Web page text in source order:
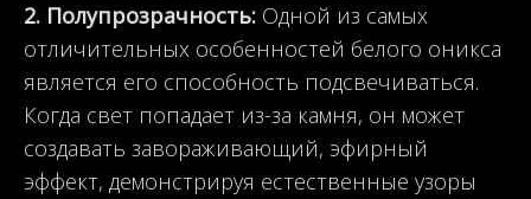
2. Полупрозрачность: Одной из самых
отличительных особенностей белого оникса
является его способность подсвечиваться.
Когда свет попадает из-за камня, он может
создавать завораживающий, эфирный
эффект, демонстрируя естественные узоры